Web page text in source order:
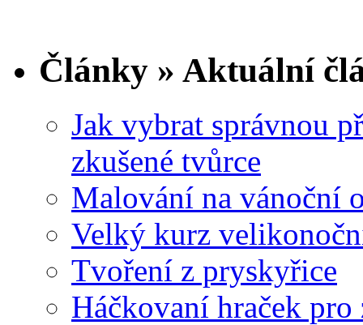
Články » Aktuální
Jak vybrat správnou
zkušené tvůrce
Malování na vánoční
Velký kurz
Tvoření z pryskyřice
Háčkovaní hraček pro